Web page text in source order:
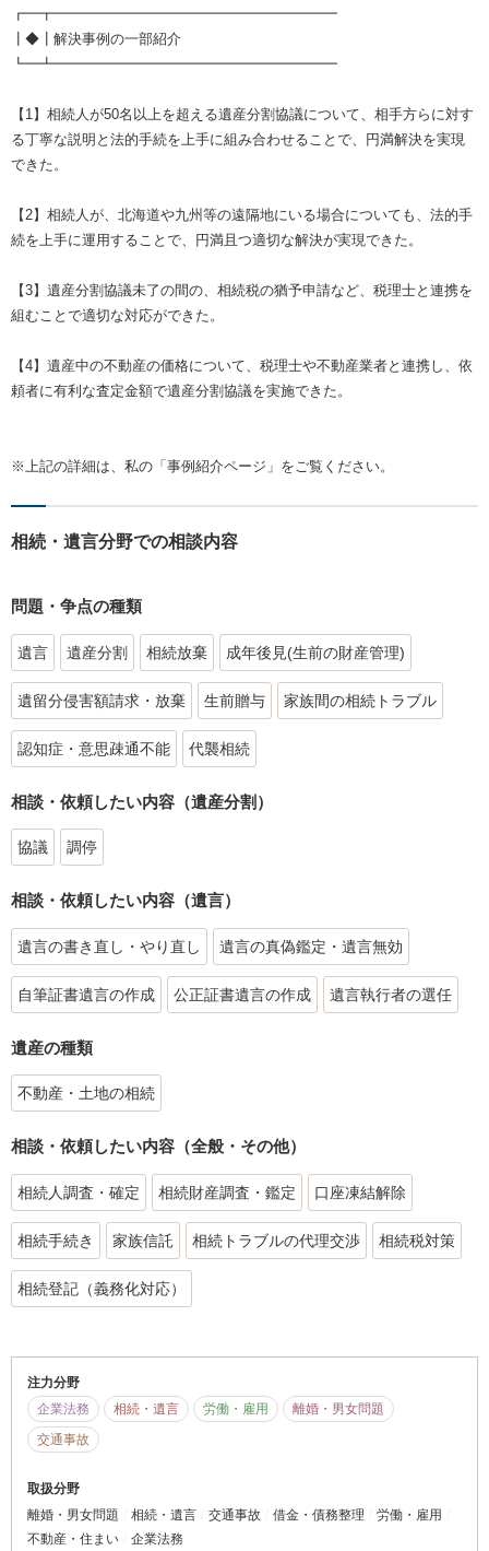
┏━┳━━━━━━━━━━━━━━━━━━━━
┃◆┃解決事例の一部紹介
┗━┻━━━━━━━━━━━━━━━━━━━━
【1】相続人が50名以上を超える遺産分割協議について、相手方らに対す
る丁寧な説明と法的手続を上手に組み合わせることで、円満解決を実現
できた。
【2】相続人が、北海道や九州等の遠隔地にいる場合についても、法的手
続を上手に運用することで、円満且つ適切な解決が実現できた。
【3】遺産分割協議未了の間の、相続税の猶予申請など、税理士と連携を
組むことで適切な対応ができた。
【4】遺産中の不動産の価格について、税理士や不動産業者と連携し、依
頼者に有利な査定金額で遺産分割協議を実施できた。
※上記の詳細は、私の「事例紹介ページ」をご覧ください。
相続・遺言分野での相談内容
問題・争点の種類
遺言 遺産分割 相続放棄 成年後見(生前の財産管理)
遺留分侵害額請求・放棄 生前贈与 家族間の相続トラブル
認知症・意思疎通不能 代襲相続
相談・依頼したい内容（遺産分割）
協議 調停
相談・依頼したい内容（遺言）
遺言の書き直し・やり直し 遺言の真偽鑑定・遺言無効
自筆証書遺言の作成 公正証書遺言の作成 遺言執行者の選任
遺産の種類
不動産・土地の相続
相談・依頼したい内容（全般・その他）
相続人調査・確定 相続財産調査・鑑定 口座凍結解除
相続手続き 家族信託 相続トラブルの代理交渉 相続税対策
相続登記（義務化対応）
注力分野
企業法務
相続・遺言 労働・雇用
離婚・男女問題
交通事故
取扱分野
離婚・男女問題
相続・遺言 交通事故 借金・債務整理
労働・雇用
不動産・住まい
企業法務